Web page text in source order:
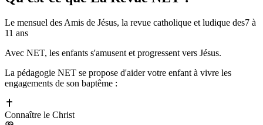
Le mensuel des Amis de Jésus, la revue catholique et ludique des7 à
11 ans
Avec NET, les enfants s'amusent et progressent vers Jésus.
La pédagogie NET se propose d'aider votre enfant à vivre les
engagements de son baptême :
Connaître le Christ